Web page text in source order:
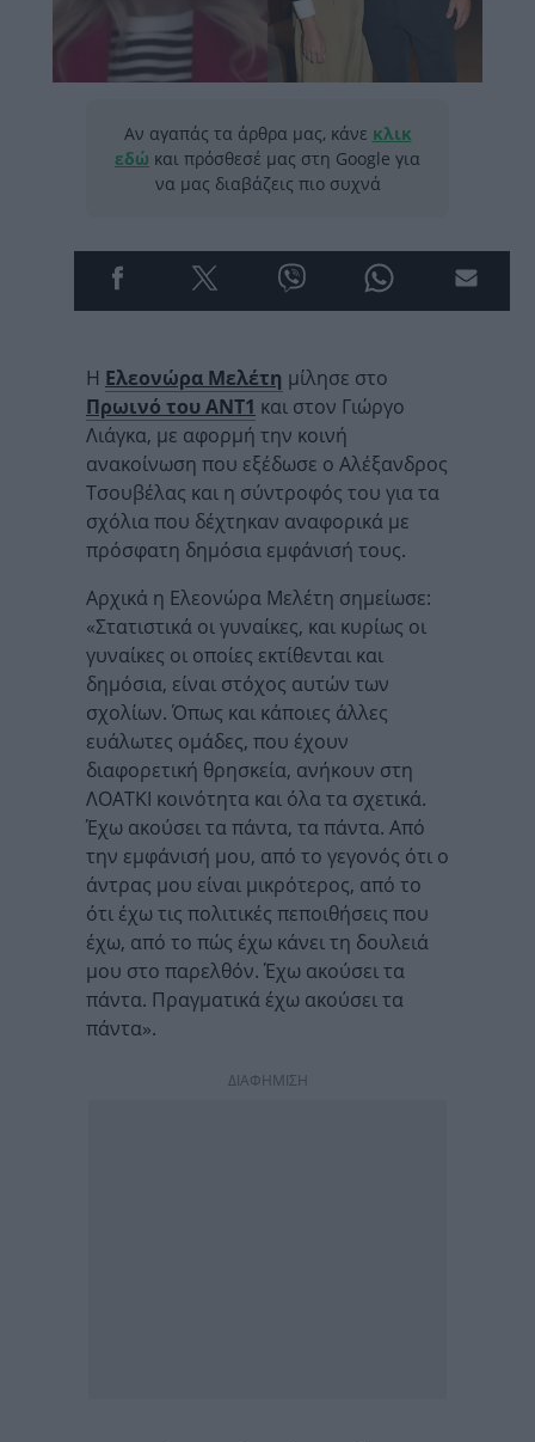
Αν αγαπάς τα άρθρα μας, κάνε κλικ
εδώ και πρόσθεσέ μας στη Google για
να μας διαβάζεις πιο συχνά
Η Ελεονώρα Μελέτη μίλησε στο
Πρωινό του ΑΝΤ1 και στον Γιώργο
Λιάγκα, με αφορμή την κοινή
ανακοίνωση που εξέδωσε ο Αλέξανδρος
Τσουβέλας και η σύντροφός του για τα
σχόλια που δέχτηκαν αναφορικά με
πρόσφατη δημόσια εμφάνισή τους.
Αρχικά η Ελεονώρα Μελέτη σημείωσε:
«Στατιστικά οι γυναίκες, και κυρίως οι
γυναίκες οι οποίες εκτίθενται και
δημόσια, είναι στόχος αυτών των
σχολίων. Όπως και κάποιες άλλες
ευάλωτες ομάδες, που έχουν
διαφορετική θρησκεία, ανήκουν στη
ΛΟΑΤΚΙ κοινότητα και όλα τα σχετικά.
Έχω ακούσει τα πάντα, τα πάντα. Από
την εμφάνισή μου, από το γεγονός ότι ο
άντρας μου είναι μικρότερος, από το
ότι έχω τις πολιτικές πεποιθήσεις που
έχω, από το πώς έχω κάνει τη δουλειά
μου στο παρελθόν. Έχω ακούσει τα
πάντα. Πραγματικά έχω ακούσει τα
πάντα».
ΔΙΑΦΗΜΙΣΗ